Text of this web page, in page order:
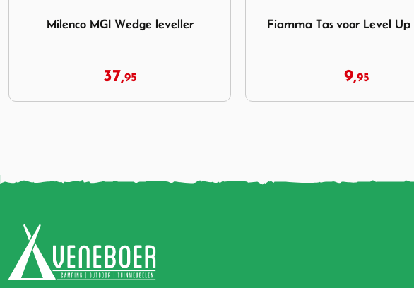
Fiamma Tas voor Level Up Chock
9,95
Milenco Waterpas
11,95